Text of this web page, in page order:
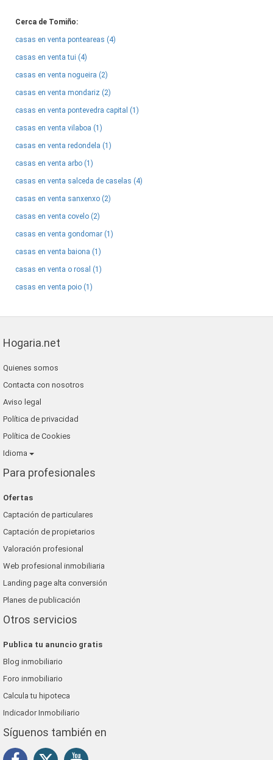
Cerca de Tomiño:
casas en venta ponteareas (4)
casas en venta tui (4)
casas en venta nogueira (2)
casas en venta mondariz (2)
casas en venta pontevedra capital (1)
casas en venta vilaboa (1)
casas en venta redondela (1)
casas en venta arbo (1)
casas en venta salceda de caselas (4)
casas en venta sanxenxo (2)
casas en venta covelo (2)
casas en venta gondomar (1)
casas en venta baiona (1)
casas en venta o rosal (1)
casas en venta poio (1)
Hogaria.net
Quienes somos
Contacta con nosotros
Aviso legal
Política de privacidad
Política de Cookies
Idioma
Para profesionales
Ofertas
Captación de particulares
Captación de propietarios
Valoración profesional
Web profesional inmobiliaria
Landing page alta conversión
Planes de publicación
Otros servicios
Publica tu anuncio gratis
Blog inmobiliario
Foro inmobiliario
Calcula tu hipoteca
Indicador Inmobiliario
Síguenos también en